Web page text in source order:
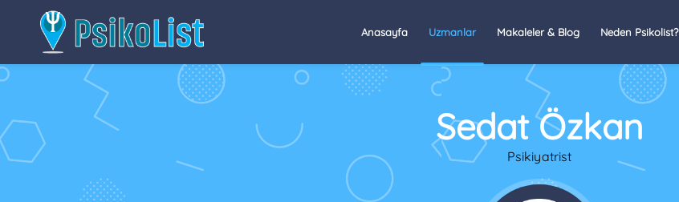
Anasayfa Uzmanlar Makaleler & Blog Neden Psikolist?
Sedat Özkan
Psikiyatrist